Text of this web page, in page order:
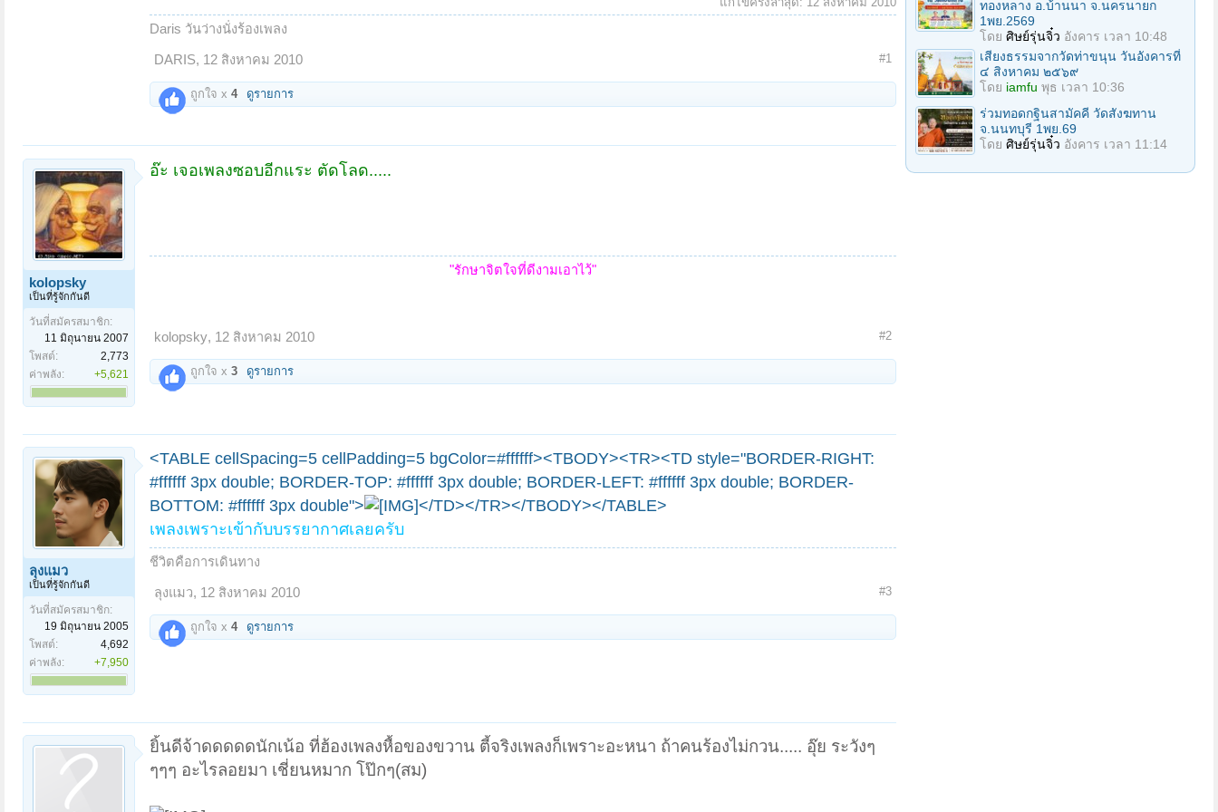
Daris วันว่างนั่งร้องเพลง
DARIS, 12 สิงหาคม 2010 #1
ถูกใจ x 4 ดูรายการ
kolopsky
เป็นที่รู้จักกันดี
วันที่สมัครสมาชิก:
11 มิถุนายน 2007
โพสต์:
2,773
ค่าพลัง:
+5,621
อ๊ะ เจอเพลงซอบอีกแระ ตัดโลด.....
"รักษาจิตใจที่ดีงามเอาไว้"
kolopsky, 12 สิงหาคม 2010 #2
ถูกใจ x 3 ดูรายการ
ลุงแมว
เป็นที่รู้จักกันดี
วันที่สมัครสมาชิก:
19 มิถุนายน 2005
โพสต์:
4,692
ค่าพลัง:
+7,950
<TABLE cellSpacing=5 cellPadding=5 bgColor=#ffffff><TBODY><TR><TD style="BORDER-RIGHT:
#ffffff 3px double; BORDER-TOP: #ffffff 3px double; BORDER-LEFT: #ffffff 3px double; BORDER-
BOTTOM: #ffffff 3px double">
</TD></TR></TBODY></TABLE>
เพลงเพราะเข้ากับบรรยากาศเลยครับ
ชีวิตคือการเดินทาง
ลุงแมว, 12 สิงหาคม 2010 #3
ถูกใจ x 4 ดูรายการ
ยิ้นดีจ้าดดดดดนักเน้อ ที่ฮ้องเพลงหื้อของขวาน ตี้จริงเพลงก็เพราะอะหนา ถ้าคนร้องไม่กวน..... อุ๊ย ระวังๆ
ๆๆๆ อะไรลอยมา เชี่ยนหมาก โป๊กๆ(สม)
ทองหลาง อ.บ้านนา จ.นครนายก
1พย.2569
โดย ศิษย์รุ่นจิ๋ว อังคาร เวลา 10:48
เสียงธรรมจากวัดท่าขนุน วันอังคารที่
๔ สิงหาคม ๒๕๖๙
โดย iamfu พุธ เวลา 10:36
ร่วมทอดกฐินสามัคคี วัดสังฆทาน
จ.นนทบุรี 1พย.69
โดย ศิษย์รุ่นจิ๋ว อังคาร เวลา 11:14